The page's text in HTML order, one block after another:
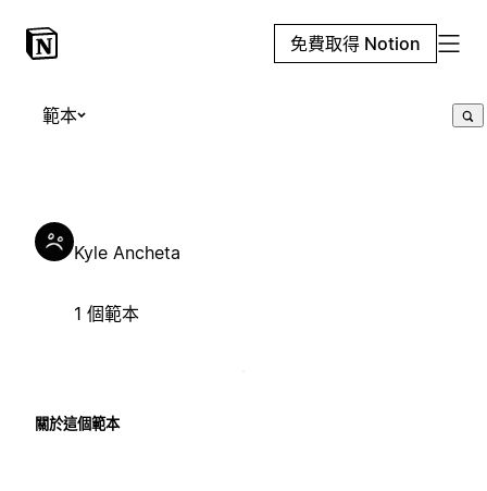
免費取得 Notion
範本
Kyle Ancheta
1 個範本
關於這個範本